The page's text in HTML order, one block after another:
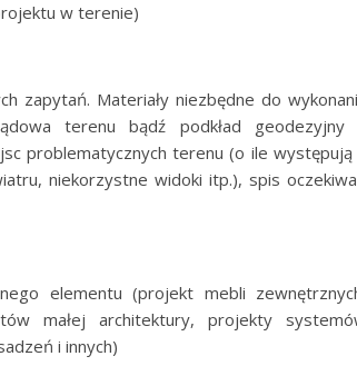
w terenie)
zapytań. Materiały niezbędne do
terenu bądź podkład geodezyjny
problematycznych terenu (o ile występują
niekorzystne widoki itp.), spis
elementu (projekt mebli
małej architektury, projekty
i innych)